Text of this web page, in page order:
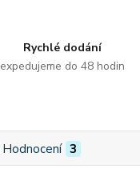
Rychlé dodání
expedujeme do 48 hodin
Hodnocení 3